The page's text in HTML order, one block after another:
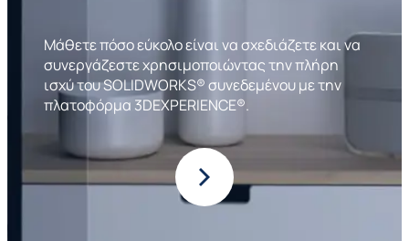
Μάθετε πόσο εύκολο είναι να σχεδιάζετε και να
συνεργάζεστε χρησιμοποιώντας την πλήρη
ισχύ του SOLIDWORKS® συνεδεμένου με την
πλατοφόρμα 3DEXPERIENCE®.